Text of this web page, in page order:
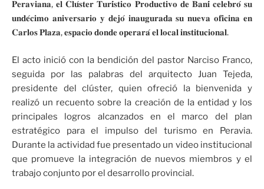
𝐏𝐞𝐫𝐚𝐯𝐢𝐚𝐧𝐚, 𝐞𝐥 𝐂𝐥𝐮́𝐬𝐭𝐞𝐫 𝐓𝐮𝐫𝐢́𝐬𝐭𝐢𝐜𝐨 𝐏𝐫𝐨𝐝𝐮𝐜𝐭𝐢𝐯𝐨 𝐝𝐞 𝐁𝐚𝐧𝐢́ 𝐜𝐞𝐥𝐞𝐛𝐫𝐨́ 𝐬𝐮
𝐮𝐧𝐝𝐞́𝐜𝐢𝐦𝐨 𝐚𝐧𝐢𝐯𝐞𝐫𝐬𝐚𝐫𝐢𝐨 𝐲 𝐝𝐞𝐣𝐨́ 𝐢𝐧𝐚𝐮𝐠𝐮𝐫𝐚𝐝𝐚 𝐬𝐮 𝐧𝐮𝐞𝐯𝐚 𝐨𝐟𝐢𝐜𝐢𝐧𝐚 𝐞𝐧
𝐂𝐚𝐫𝐥𝐨𝐬 𝐏𝐥𝐚𝐳𝐚, 𝐞𝐬𝐩𝐚𝐜𝐢𝐨 𝐝𝐨𝐧𝐝𝐞 𝐨𝐩𝐞𝐫𝐚𝐫𝐚́ 𝐞𝐥 𝐥𝐨𝐜𝐚𝐥 𝐢𝐧𝐬𝐭𝐢𝐭𝐮𝐜𝐢𝐨𝐧𝐚𝐥.
El acto inició con la bendición del pastor Narciso Franco,
seguida por las palabras del arquitecto Juan Tejeda,
presidente del clúster, quien ofreció la bienvenida y
realizó un recuento sobre la creación de la entidad y los
principales logros alcanzados en el marco del plan
estratégico para el impulso del turismo en Peravia.
Durante la actividad fue presentado un video institucional
que promueve la integración de nuevos miembros y el
trabajo conjunto por el desarrollo provincial.